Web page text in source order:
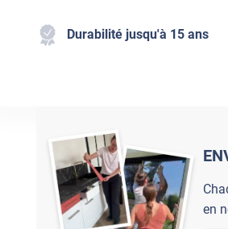
Durabilité jusqu'à 15 ans
en